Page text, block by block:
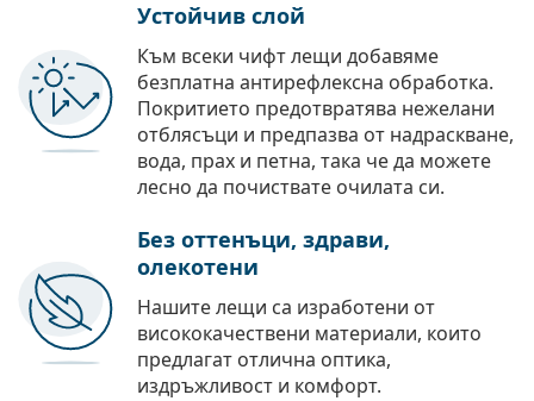
Устойчив слой
Към всеки чифт лещи добавяме
безплатна антирефлексна обработка.
Покритието предотвратява нежелани
отблясъци и предпазва от надраскване,
вода, прах и петна, така че да можете
лесно да почиствате очилата си.
Без оттенъци, здрави,
олекотени
Нашите лещи са изработени от
висококачествени материали, които
предлагат отлична оптика,
издръжливост и комфорт.